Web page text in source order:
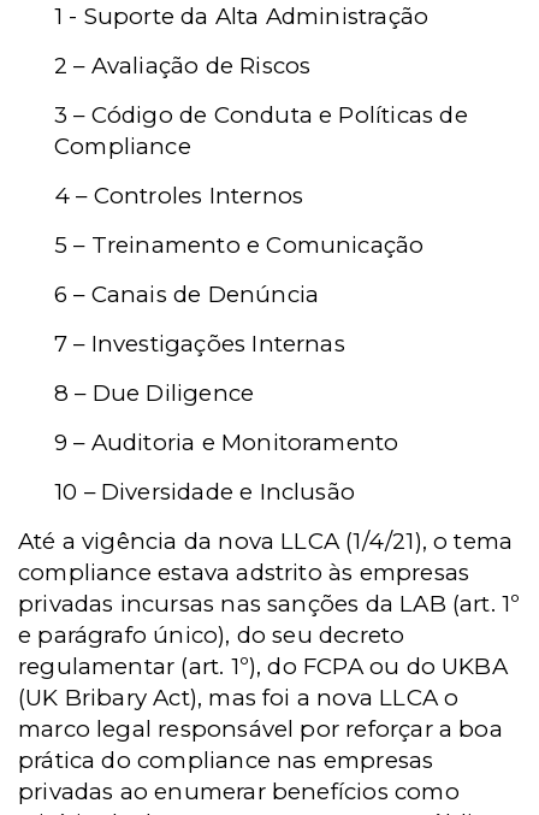
1 - Suporte da Alta Administração
2 – Avaliação de Riscos
3 – Código de Conduta e Políticas de
Compliance
4 – Controles Internos
5 – Treinamento e Comunicação
6 – Canais de Denúncia
7 – Investigações Internas
8 – Due Diligence
9 – Auditoria e Monitoramento
10 – Diversidade e Inclusão
Até a vigência da nova LLCA (1/4/21), o tema
compliance estava adstrito às empresas
privadas incursas nas sanções da LAB (art. 1º
e parágrafo único), do seu decreto
regulamentar (art. 1º), do FCPA ou do UKBA
(UK Bribary Act), mas foi a nova LLCA o
marco legal responsável por reforçar a boa
prática do compliance nas empresas
privadas ao enumerar benefícios como